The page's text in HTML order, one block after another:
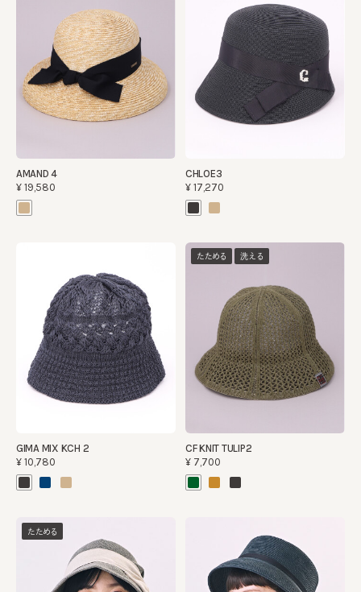
AMAND 4
¥19,580
CHLOE3
¥17,270
GIMA MIX KCH 2
¥10,780
たためる 洗える
CF KNIT TULIP2
¥7,700
たためる